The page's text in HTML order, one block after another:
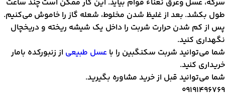
عسل وعرق نعناء قوام بیاید. این کار ممکن است چند ساعت
بکشد. بعد از غلیظ شدن مخلوط، شعله گاز را خاموش می‌کنیم.
از کم شدن حرارت شربت را داخل یک شیشه ریخته و دریخچال
کنید.
می‌توانید شربت سکنگبین را با عسل طبیعیاز زنبورکده بامار
کنید.
می‌توانید قبل از خرید مشاوره بگیرید.